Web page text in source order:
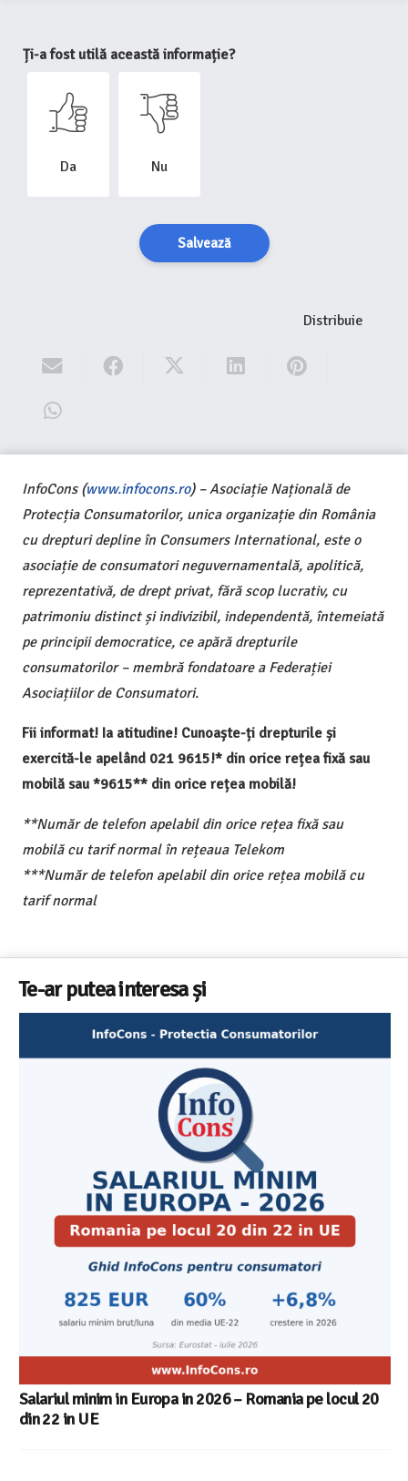
Ți-a fost utilă această informație?
Da Nu
Salvează
Distribuie
InfoCons (www.infocons.ro) – Asociație Națională de
Protecția Consumatorilor, unica organizație din România
cu drepturi depline în Consumers International, este o
asociație de consumatori neguvernamentală, apolitică,
reprezentativă, de drept privat, fără scop lucrativ, cu
patrimoniu distinct și indivizibil, independentă, întemeiată
pe principii democratice, ce apără drepturile
consumatorilor – membră fondatoare a Federației
Asociațiilor de Consumatori.
Fii informat! Ia atitudine! Cunoaște-ți drepturile și
exercită-le apelând 021 9615!* din orice rețea fixă sau
mobilă sau *9615** din orice rețea mobilă!
**Număr de telefon apelabil din orice rețea fixă sau
mobilă cu tarif normal în rețeaua Telekom
***Număr de telefon apelabil din orice rețea mobilă cu
tarif normal
Te-ar putea interesa și
Cele mai bune masini de spalat vase independente cu
Aplicatia InfoCons